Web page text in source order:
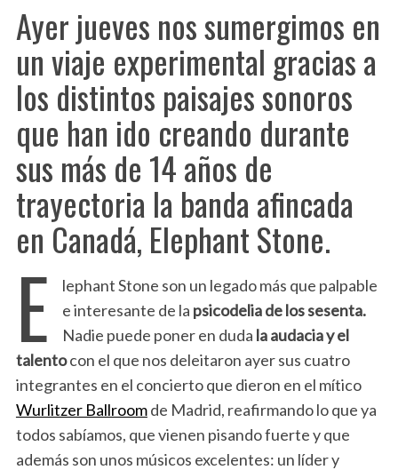
Ayer jueves nos sumergimos en
un viaje experimental gracias a
los distintos paisajes sonoros
que han ido creando durante
sus más de 14 años de
trayectoria la banda afincada
en Canadá, Elephant Stone.
E
lephant Stone son un legado más que palpable
e interesante de la psicodelia de los sesenta.
Nadie puede poner en duda la audacia y el
talentocon el que nos deleitaron ayer sus cuatro
integrantes en el concierto que dieron en el mítico
Wurlitzer Ballroomde Madrid, reafirmando lo que ya
todos sabíamos, que vienen pisando fuerte y que
además son unos músicos excelentes: un líder y